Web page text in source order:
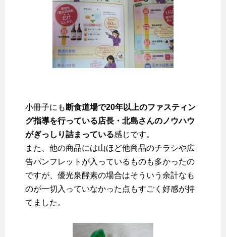
小冊子にも 断食道場で20年以上のファスティン
グ指導を行っている店長・北島さんのノウハウ
がぎっしり詰まっている感じです。
また、他の商品には山ほど他商品のチラシや広
告パンフレットが入っているものも多かったの
ですが、優光泉酵素の場合はそういう余計なも
のが一切入っていなかった点もすごく好感が持
てました。